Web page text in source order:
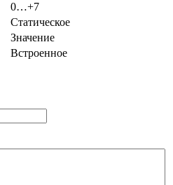
0…+7
Статическое
Значение
Встроенное